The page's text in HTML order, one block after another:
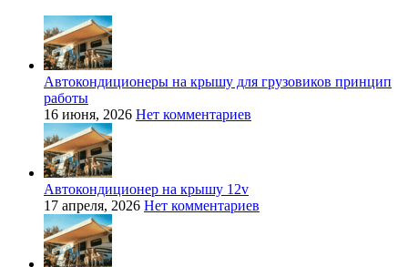
Автокондиционеры на крышу для грузовиков принцип
работы
16 июня, 2026 Нет комментариев
Автокондиционер на крышу 12v
17 апреля, 2026 Нет комментариев